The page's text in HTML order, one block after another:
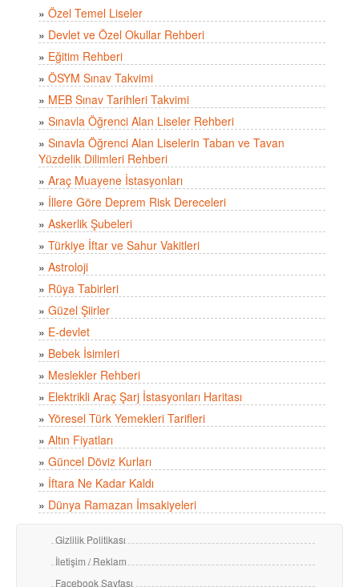
» Özel Temel Liseler
» Devlet ve Özel Okullar Rehberi
» Eğitim Rehberi
» ÖSYM Sınav Takvimi
» MEB Sınav Tarihleri Takvimi
» Sınavla Öğrenci Alan Liseler Rehberi
» Sınavla Öğrenci Alan Liselerin Taban ve Tavan
Yüzdelik Dilimleri Rehberi
» Araç Muayene İstasyonları
» İllere Göre Deprem Risk Dereceleri
» Askerlik Şubeleri
» Türkiye İftar ve Sahur Vakitleri
» Astroloji
» Rüya Tabirleri
» Güzel Şiirler
» E-devlet
» Bebek İsimleri
» Meslekler Rehberi
» Elektrikli Araç Şarj İstasyonları Haritası
» Yöresel Türk Yemekleri Tarifleri
» Altın Fiyatları
» Güncel Döviz Kurları
» İftara Ne Kadar Kaldı
» Dünya Ramazan İmsakiyeleri
Gizlilik Politikası
İletişim / Reklam
Facebook Sayfası